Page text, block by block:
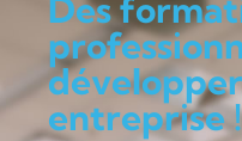
Des
entreprise !